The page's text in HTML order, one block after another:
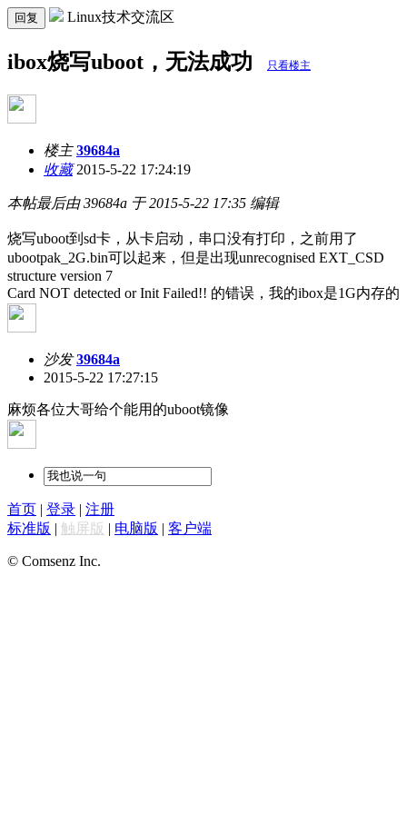
回复 Linux技术交流区
ibox烧写uboot，无法成功 只看楼主
楼主 39684a
收藏2015-5-22 17:24:19
本帖最后由 39684a 于 2015-5-22 17:35 编辑
烧写uboot到sd卡，从卡启动，串口没有打印，之前用了
ubootpak_2G.bin可以起来，但是出现unrecognised EXT_CSD
structure version 7
Card NOT detected or Init Failed!! 的错误，我的ibox是1G内存的
沙发 39684a
2015-5-22 17:27:15
麻烦各位大哥给个能用的uboot镜像
首页 | 登录 | 注册
标准版 | 触屏版 | 电脑版 | 客户端
© Comsenz Inc.